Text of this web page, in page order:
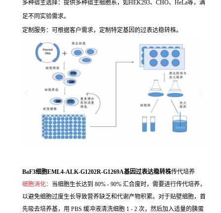
多种宿主选择：提供多种宿主细胞系，如HEK293、CHO、HeLa等，满
足不同实验需求。
定制服务：可根据客户需求，定制特定基因的过表达稳转株。
BaF3细胞EML4-ALK-G1202R-G1269A基因过表达稳转株传代培养
细胞消化： 当细胞生长达到 80% - 90% 汇合度时，需要进行传代培养，
以避免细胞过度生长导致营养缺乏和代谢产物积累。对于贴壁细胞，首
先吸去培养基，用 PBS 缓冲液清洗细胞 1 - 2 次，然后加入适量的胰蛋